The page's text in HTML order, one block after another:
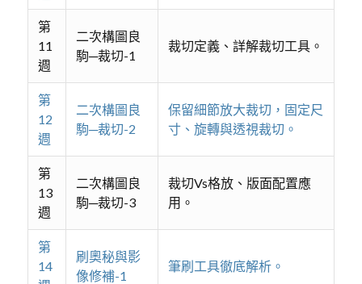
第
11
週
二次構圖良
駒─裁切-1
裁切定義、詳解裁切工具。
第
12
週
二次構圖良
駒─裁切-2
保留細節放大裁切，固定尺
寸、旋轉與透視裁切。
第
13
週
二次構圖良
駒─裁切-3
裁切Vs格放、版面配置應
用。
第
14
刷奧秘與影
像修補-1
筆刷工具徹底解析。